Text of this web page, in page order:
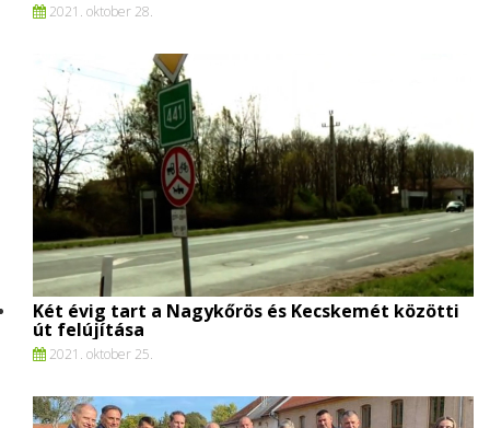
2021. oktober 28.
Két évig tart a Nagykőrös és Kecskemét közötti
út felújítása
2021. oktober 25.